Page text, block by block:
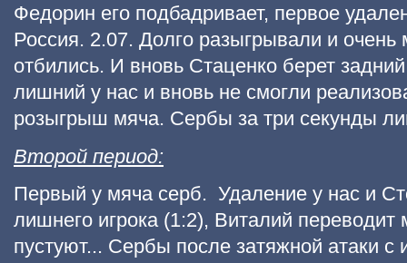
Федорин его подбадривает, первое
Россия. 2.07. Долго разыгрывали и
отбились. И вновь Стаценко берет
лишний у нас и вновь не смогли
розыгрыш мяча. Сербы за три секунды
Второй период:
Первый у мяча серб. Удаление у нас и
лишнего игрока (1:2), Виталий переводит
пустуют... Сербы после затяжной атаки с